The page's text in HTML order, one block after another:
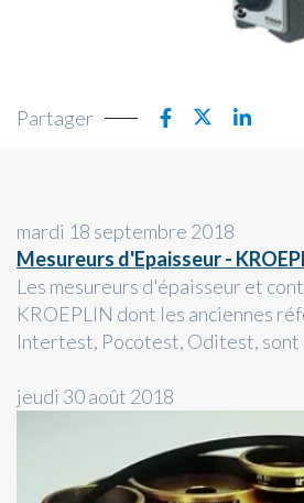
Partager
mardi 18 septembre 2018
Mesureurs d'Epaisseur -
Les mesureurs d'épaisseur et
KROEPLIN dont les anciennes
Intertest, Pocotest, Oditest, sont
jeudi 30 août 2018